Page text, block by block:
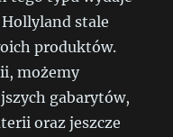
Hollyland stale
produktów.
możemy
gabarytów,
oraz jeszcze